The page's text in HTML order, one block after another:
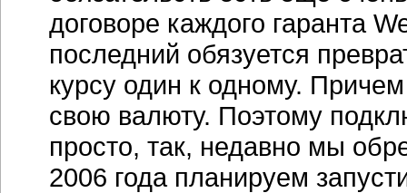
договоре каждого гаранта
последний обязуется
курсу один к одному.
свою валюту. Поэтому
просто, так, недавно мы
2006 года планируем